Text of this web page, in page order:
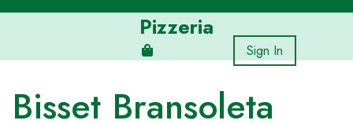
Skip
Pizzeria
Sign In
Bisset Bransoleta